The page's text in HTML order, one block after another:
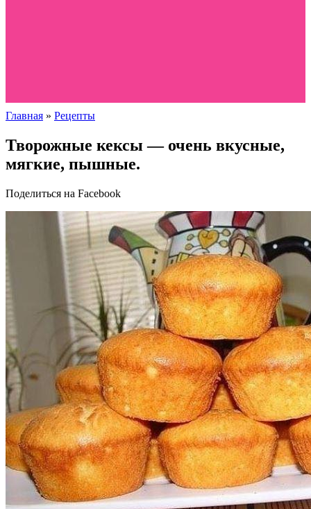
Главная » Рецепты
Творожные кексы — очень вкусные,
мягкие, пышные.
Поделиться на Facebook